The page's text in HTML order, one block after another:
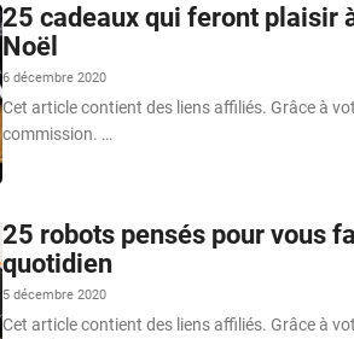
25 cadeaux qui feront plaisir
Noël
6 décembre 2020
Cet article contient des liens affiliés. Grâce à
commission. …
25 robots pensés pour vous
quotidien
5 décembre 2020
Cet article contient des liens affiliés. Grâce à